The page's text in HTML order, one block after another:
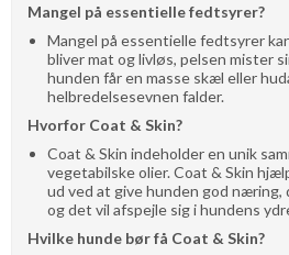
Mangel på essentielle fedtsyrer?
Mangel på essentielle fedtsyrer
bliver mat og livløs, pelsen mister
hunden får en masse skæl eller
helbredelsesevnen falder.
Hvorfor Coat & Skin?
Coat & Skin indeholder en unik
vegetabilske olier. Coat & Skin
ud ved at give hunden god næring,
og det vil afspejle sig i hundens
Hvilke hunde bør få Coat & Skin?